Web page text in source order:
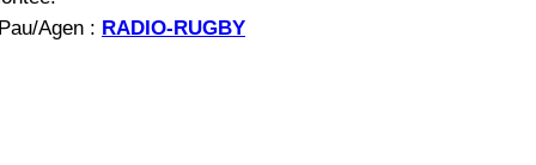
Agen : RADIO-RUGBY